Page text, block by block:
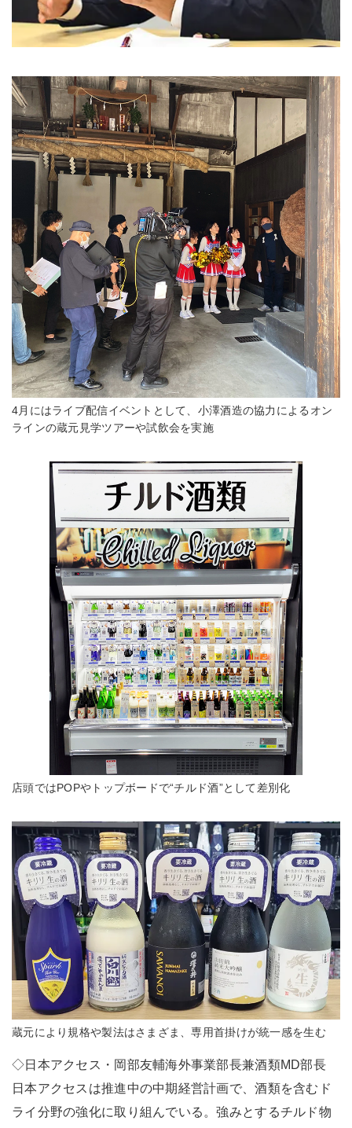
4月にはライブ配信イベントとして、小澤酒造の協力によるオン
ラインの蔵元見学ツアーや試飲会を実施
店頭ではPOPやトップボードで“チルド酒”として差別化
蔵元により規格や製法はさまざま、専用首掛けが統一感を生む
◇日本アクセス・岡部友輔海外事業部長兼酒類MD部長
日本アクセスは推進中の中期経営計画で、酒類を含むド
ライ分野の強化に取り組んでいる。強みとするチルド物